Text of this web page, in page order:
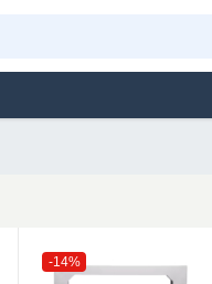
Máy
-14%